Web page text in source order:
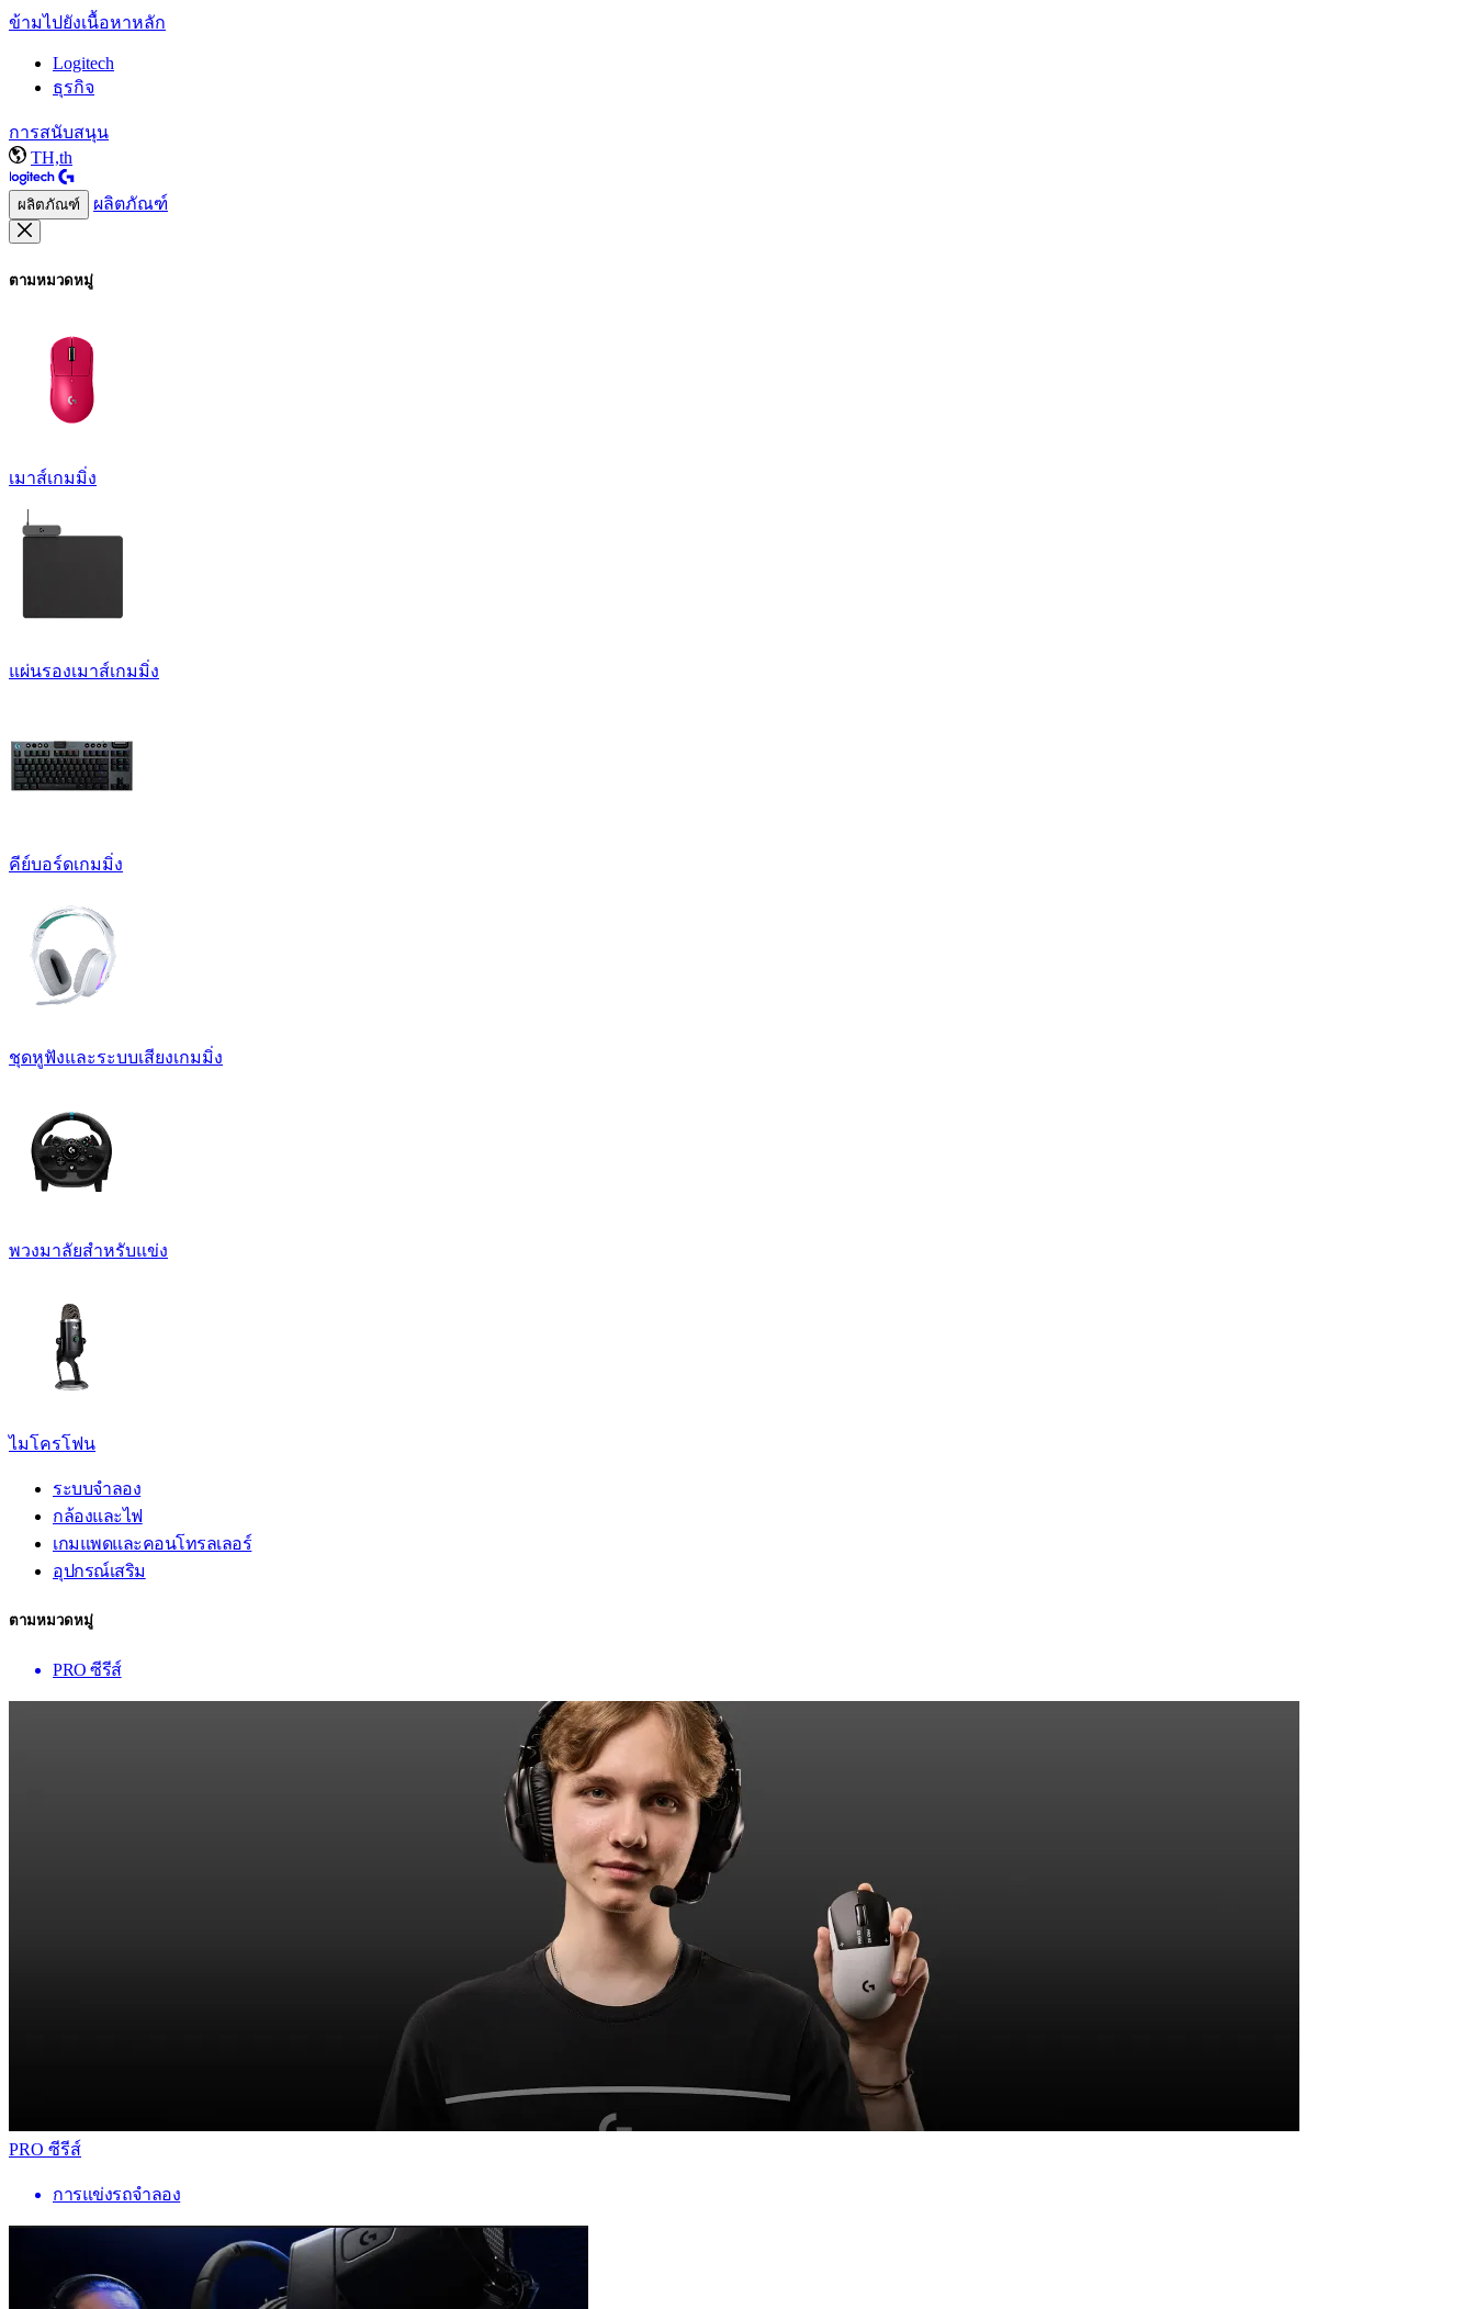
ข้ามไปยังเนื้อหาหลัก
Logitech
ธุรกิจ
การสนับสนุน
TH,th
ผลิตภัณฑ์ ผลิตภัณฑ์
ตามหมวดหมู่
เมาส์เกมมิ่ง
แผ่นรองเมาส์เกมมิ่ง
คีย์บอร์ดเกมมิ่ง
ชุดหูฟังและระบบเสียงเกมมิ่ง
พวงมาลัยสำหรับแข่ง
ไมโครโฟน
ระบบจำลอง
กล้องและไฟ
เกมแพดและคอนโทรลเลอร์
อุปกรณ์เสริม
ตามหมวดหมู่
PRO ซีรีส์
PRO ซีรีส์
การแข่งรถจำลอง